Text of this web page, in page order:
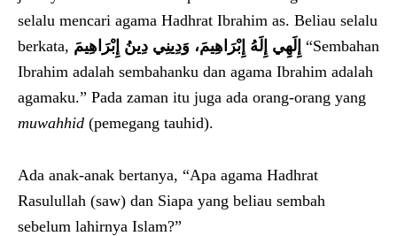
selalu mencari agama Hadhrat Ibrahim as. Beliau selalu
berkata, إِلَهِي إِلَهُ إِبْرَاهِيمَ، وَدِينِي دِينُ إِبْرَاهِيمَ “Sembahan
Ibrahim adalah sembahanku dan agama Ibrahim adalah
agamaku.” Pada zaman itu juga ada orang-orang yang
muwahhid (pemegang tauhid).
Ada anak-anak bertanya, “Apa agama Hadhrat
Rasulullah (saw) dan Siapa yang beliau sembah
sebelum lahirnya Islam?”